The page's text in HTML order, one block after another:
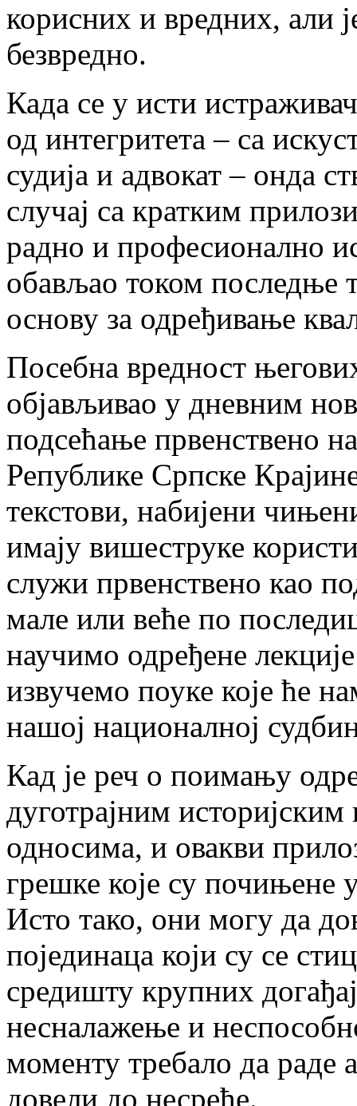
корисних и вредних, али
безвредно.
Када се у исти
од интегритета – са
судија и адвокат – онда
случај са кратким
радно и професионално
обављао током последње
основу за одређивање
Посебна вредност
објављивао у дневним
подсећање првенствено
Републике Српске
текстови, набијени
имају вишеструке
служи првенствено као
мале или веће по
научимо одређене
извучемо поуке које ће
нашој националној
Кад је реч о поимању
дуготрајним
односима, и овакви
грешке које су
Исто тако, они могу да
појединаца који су се
средишту крупних
несналажење и
моменту требало да раде
довели до несреће.